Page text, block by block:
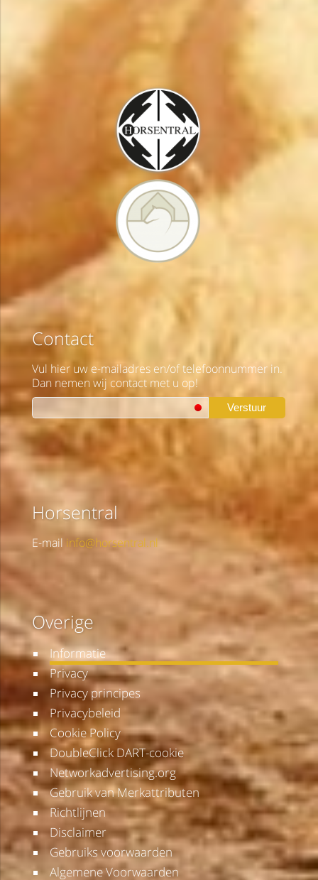
Contact
Vul hier uw e-mailadres en/of telefoonnummer in.
Dan nemen wij contact met u op!
Verstuur
Horsentral
E-mail info@horsentral.nl
Overige
Informatie
Privacy
Privacy principes
Privacybeleid
Cookie Policy
DoubleClick DART-cookie
Networkadvertising.org
Gebruik van Merkattributen
Richtlijnen
Disclaimer
Gebruiks voorwaarden
Algemene Voorwaarden